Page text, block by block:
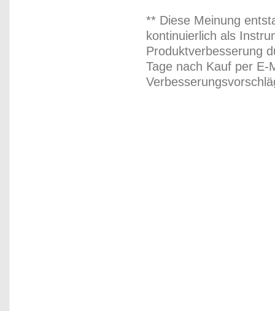
** Diese Meinung
kontinuierlich als
Produktverbesserung
Tage nach Kauf per E-